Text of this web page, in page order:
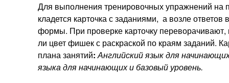
Для выполнения тренировочных упражнений
кладется карточка с заданиями, а возле
формы. При проверке карточку
ли цвет фишек с раскраской по краям заданий.
плана занятий:Английский язык для
языка для начинающих и базовый уровень.